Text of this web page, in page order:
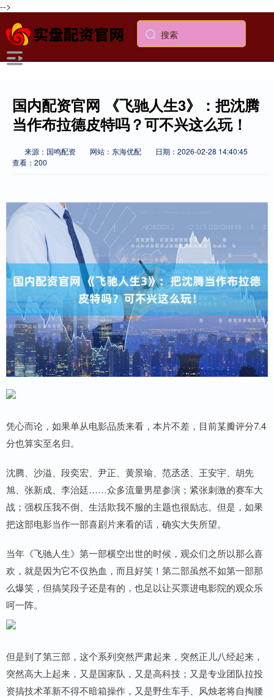
-->
国内配资官网 《飞驰人生3》：把沈腾
当作布拉德皮特吗？可不兴这么玩！
来源：国鸣配资 网站：东海优配
日期：2026-02-28 14:40:45
查看：200
凭心而论，如果单从电影品质来看，本片不差，目前某瓣评分7.4
分也算实至名归。
沈腾、沙溢、段奕宏、尹正、黄景瑜、范丞丞、王安宇、胡先
旭、张新成、李治廷……众多流量男星参演；紧张刺激的赛车大
战；强权压我不倒、生活欺我不服的主题也很励志。但是，如果
把这部电影当作一部喜剧片来看的话，确实大失所望。
当年《飞驰人生》第一部横空出世的时候，观众们之所以那么喜
欢，就是因为它不仅热血，而且好笑！第二部虽然不如第一部那
么爆笑，但搞笑段子还是有的，也足以让买票进电影院的观众乐
呵一阵。
但是到了第三部，这个系列突然严肃起来，突然正儿八经起来，
突然高大上起来，又是国家队，又是高科技；又是专业团队拉投
资搞技术革新不得不暗箱操作，又是野生车手、风烛老将自掏腰